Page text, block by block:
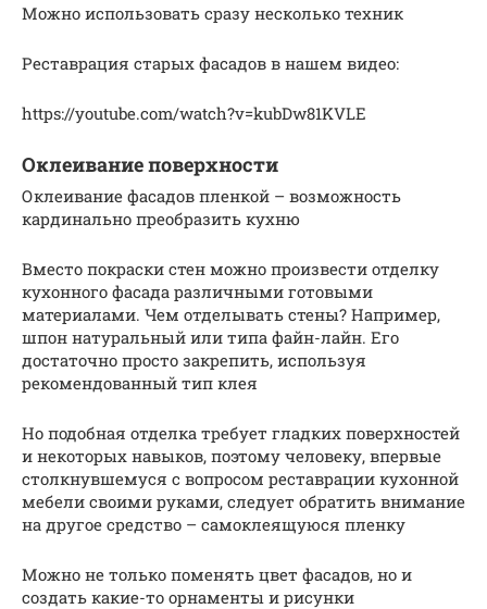
Можно использовать сразу несколько техник
Реставрация старых фасадов в нашем видео:
https://youtube.com/watch?v=kubDw81KVLE
Оклеивание поверхности
Оклеивание фасадов пленкой – возможность
кардинально преобразить кухню
Вместо покраски стен можно произвести отделку
кухонного фасада различными готовыми
материалами. Чем отделывать стены? Например,
шпон натуральный или типа файн-лайн. Его
достаточно просто закрепить, используя
рекомендованный тип клея
Но подобная отделка требует гладких поверхностей
и некоторых навыков, поэтому человеку, впервые
столкнувшемуся с вопросом реставрации кухонной
мебели своими руками, следует обратить внимание
на другое средство – самоклеящуюся пленку
Можно не только поменять цвет фасадов, но и
создать какие-то орнаменты и рисунки